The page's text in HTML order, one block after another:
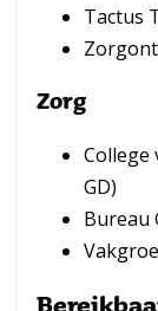
Tactus
Zorg
College
GD)
Bureau